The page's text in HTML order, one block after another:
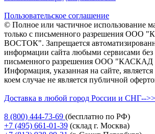
Пользовательское соглашение
© Полное или частичное использование
только с письменного разрешения ООО
ВОСТОК". Запрещается
информации сайта любыми сервисами
письменного разрешения ООО
Информация, указанная на сайте,
коем случае не является публичной
Доставка в любой город России и СНГ--
8 (800) 444-73-69 (бесплатно по РФ)
+7 (495) 661-01-39 (склад г. Москва)